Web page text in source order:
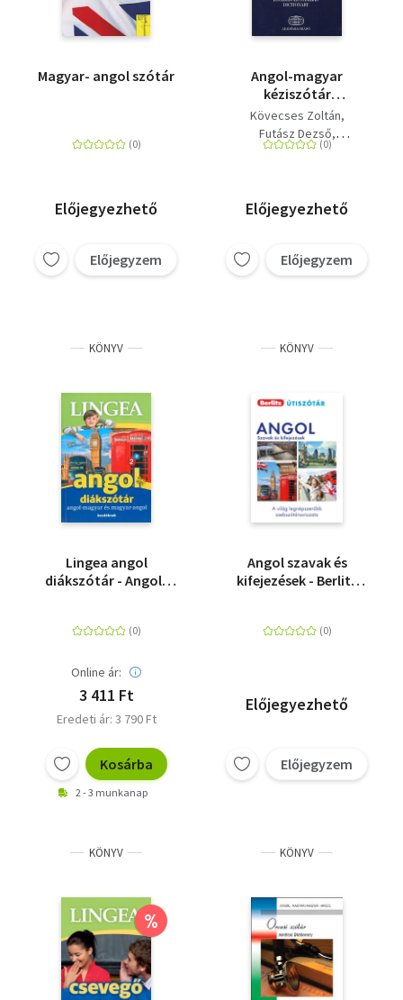
Magyar- angol szótár
Előjegyezhető
Előjegyzem
Angol-magyar
kéziszótár
(+Hangosszótár CD-
vel) - english-
hungarian dictionary
Kövecses Zoltán
Futász Dezső
Országh László
Előjegyezhető
Előjegyzem
KÖNYV
Lingea angol
diákszótár - Angol-
Online ár:
3 411 Ft
Eredeti ár: 3 790 Ft
Kosárba
2 - 3 munkanap
KÖNYV
Angol szavak és
kifejezések - Berlitz
Előjegyezhető
Előjegyzem
KÖNYV
%
KÖNYV